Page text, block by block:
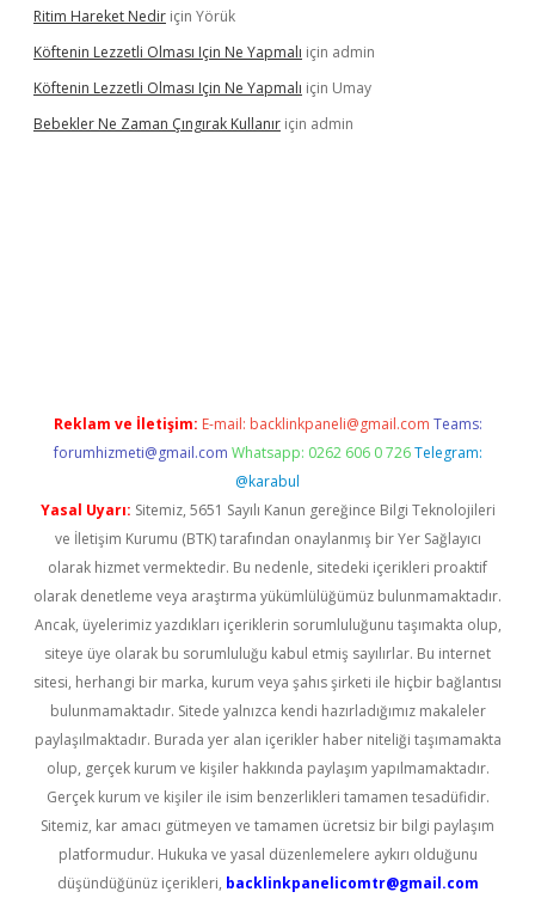
Ritim Hareket Nedir için Yörük
Köftenin Lezzetli Olması Için Ne Yapmalı için admin
Köftenin Lezzetli Olması Için Ne Yapmalı için Umay
Bebekler Ne Zaman Çıngırak Kullanır için admin
Reklam ve İletişim: E-mail: backlinkpaneli@gmail.com Teams:
forumhizmeti@gmail.com Whatsapp: 0262 606 0 726 Telegram:
@karabul
Yasal Uyarı: Sitemiz, 5651 Sayılı Kanun gereğince Bilgi Teknolojileri
ve İletişim Kurumu (BTK) tarafından onaylanmış bir Yer Sağlayıcı
olarak hizmet vermektedir. Bu nedenle, sitedeki içerikleri proaktif
olarak denetleme veya araştırma yükümlülüğümüz bulunmamaktadır.
Ancak, üyelerimiz yazdıkları içeriklerin sorumluluğunu taşımakta olup,
siteye üye olarak bu sorumluluğu kabul etmiş sayılırlar. Bu internet
sitesi, herhangi bir marka, kurum veya şahıs şirketi ile hiçbir bağlantısı
bulunmamaktadır. Sitede yalnızca kendi hazırladığımız makaleler
paylaşılmaktadır. Burada yer alan içerikler haber niteliği taşımamakta
olup, gerçek kurum ve kişiler hakkında paylaşım yapılmamaktadır.
Gerçek kurum ve kişiler ile isim benzerlikleri tamamen tesadüfidir.
Sitemiz, kar amacı gütmeyen ve tamamen ücretsiz bir bilgi paylaşım
platformudur. Hukuka ve yasal düzenlemelere aykırı olduğunu
düşündüğünüz içerikleri, backlinkpanelicomtr@gmail.com